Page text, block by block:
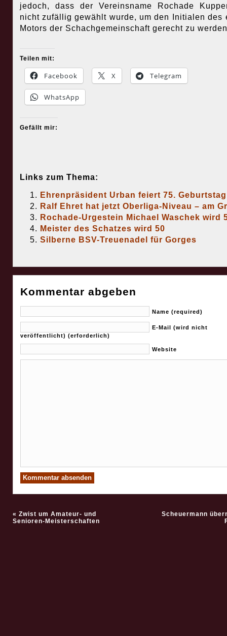
jedoch, dass der Vereinsname Rochade
nicht zufällig gewählt wurde, um den Initialen des
Motors der Schachgemeinschaft gerecht zu
Teilen mit:
Facebook X Telegram
WhatsApp
Gefällt mir:
Links zum Thema:
Ehrenpräsident Urban feiert 75. Geburtstag
Ralf Ehret hat jetzt Oberliga-Niveau – am
Rochade-Urgestein Michael Waschek wird
Meister des Schatzes wird 50
Silberne BSV-Treuenadel für Gorges
Kommentar abgeben
Name (required)
E-Mail (wird nicht
veröffentlicht) (erforderlich)
Website
« Zwist um Amateur- und
Senioren-Meisterschaften
Scheuermann